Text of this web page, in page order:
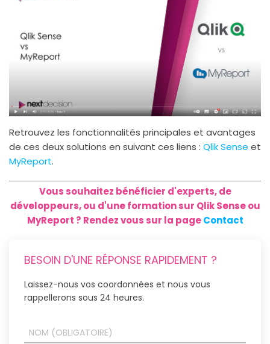
Retrouvez les fonctionnalités principales et avantages
de ces deux solutions en suivant ces liens : Qlik Sense et
MyReport.
Vous souhaitez bénéficier d'experts, de
développeurs, ou d'une formation sur Qlik Sense ou
MyReport ? Rendez vous sur la pageContact
BESOIN D'UNE RÉPONSE RAPIDEMENT ?
Laissez-nous vos coordonnées et nous vous
rappellerons sous 24 heures.